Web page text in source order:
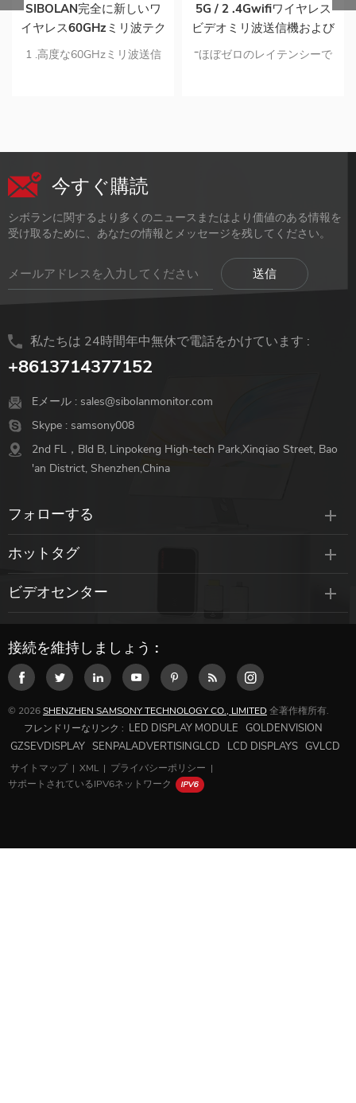
SIBOLAN完全に新しいワ
イヤレス60GHzミリ波テク
ノロジー1080pHDMIゲー
1 .高度な60GHzミリ波送信
の非圧縮オーディオとビデ
オ-ゲームとストリーミング
に理想的。 最大1920x1080
で最大5Mの信号を拡張しま
ーマットがサポートされてい
ます–ドルビーデジタル/ DTS
イヤレスシステム-wifiネット
ワークは必要ありません。 6.
プトップ,スマートフォ
ン,iPhone,パッド,PS5,スイッ
チ,ゲームコンソール/カメラ
オーディオ/ビデオ/プレゼン
テーションのサポート外部
ー/hdtv/ケーブルなしのポー
タブルモニターなどのディス
プレイ。 7.プラグアンドプレ
イ-ソフトウェアのインスト
ールなし,送信機と受信機は
工場で事前にペアリングされ
ています。 8.USBまたはAC
アダプターを介したデュアル
電源オプションをサポートし
ます。 9 .コンパクトに取り
付け可能な超スリムで軽量な
デザインで、簡単に配置でき
ます。
5G / 2 .4Gwifiワイヤレス
ビデオミリ波送信機および
受信機キット
*ほぼゼロのレイテンシーで
イスとの干渉を最小限に抑え
が3.96gbitのLEDステータス
アダプターを介したデュアル
電源オプションをサポート *
グアンドプレイ送信機と受信
今すぐ購読
シボランに関するより多くのニュースまたはより価値のある情報を
受け取るために、あなたの情報とメッセージを残してください。
私たちは 24時間年中無休で電話をかけています :
+8613714377152
Eメール : sales@sibolanmonitor.com
Skype : samsony008
2nd FL，Bld B, Linpokeng High-tech Park,Xinqiao Street, Bao
'an District, Shenzhen,China
フォローする
ホットタグ
ビデオセンター
接続を維持しましょう :
© 2026SHENZHEN SAMSONY TECHNOLOGY CO., LIMITED 全著作権所有.
フレンドリーなリンク : LED DISPLAY MODULE GOLDENVISION
GZSEVDISPLAY SENPALADVERTISINGLCD LCD DISPLAYS GVLCD
サイトマップ | XML | プライバシーポリシー |
サポートされているIPV6ネットワーク